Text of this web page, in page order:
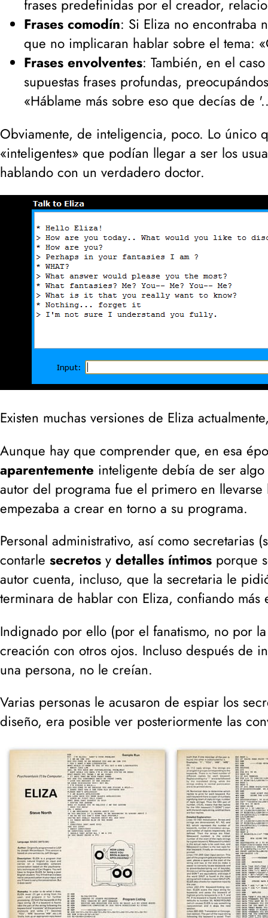
frases predefinidas por el creador,
Frases comodín: Si Eliza no encontraba
que no implicaran hablar sobre el tema:
Frases envolventes: También, en el
supuestas frases profundas,
«Háblame más sobre eso que decías de
Obviamente, de inteligencia, poco. Lo único
«inteligentes» que podían llegar a ser los
hablando con un verdadero doctor.
Existen muchas versiones de Eliza
Aunque hay que comprender que, en esa
aparentemente inteligente debía de ser
autor del programa fue el primero en llevarse
empezaba a crear en torno a su programa.
Personal administrativo, así como secretarias (
contarle secretos y detalles íntimos porque
autor cuenta, incluso, que la secretaria le
terminara de hablar con Eliza, confiando
Indignado por ello (por el fanatismo, no por
creación con otros ojos. Incluso después de
una persona, no le creían.
Varias personas le acusaron de espiar los
diseño, era posible ver posteriormente las